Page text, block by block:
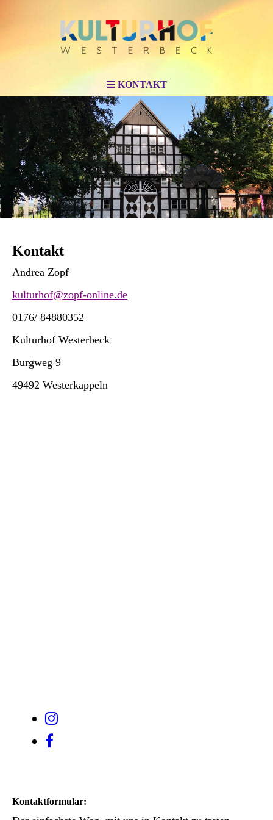
KONTAKT
Kontakt
Andrea Zopf
kulturhof@zopf-online.de
0176/ 84880352
Kulturhof Westerbeck
Burgweg 9
49492 Westerkappeln
Kontaktformular: